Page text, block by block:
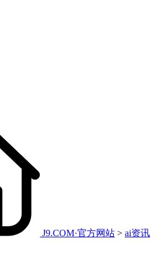
J9.COM·官方网站 > ai资讯